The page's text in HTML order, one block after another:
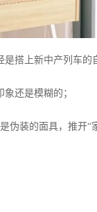
是搭上新中产列车的
还是模糊的；
伪装的面具，推开“